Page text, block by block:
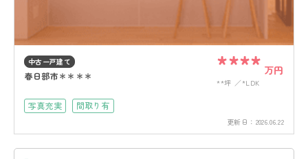
中古一戸建て
春日部市＊＊＊＊ **** 万円
**坪 *LDK
写真充実 間取り有
更新日： 2026.06.22